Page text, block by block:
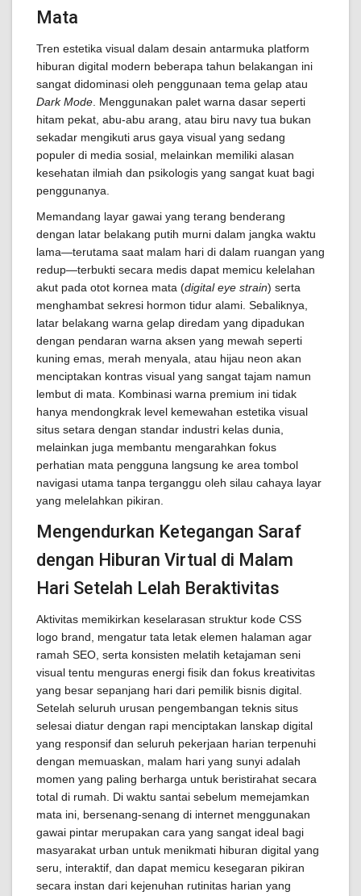
Mata
Tren estetika visual dalam desain antarmuka platform
hiburan digital modern beberapa tahun belakangan ini
sangat didominasi oleh penggunaan tema gelap atau
Dark Mode . Menggunakan palet warna dasar seperti
hitam pekat, abu-abu arang, atau biru navy tua bukan
sekadar mengikuti arus gaya visual yang sedang
populer di media sosial, melainkan memiliki alasan
kesehatan ilmiah dan psikologis yang sangat kuat bagi
penggunanya.
Memandang layar gawai yang terang benderang
dengan latar belakang putih murni dalam jangka waktu
lama—terutama saat malam hari di dalam ruangan yang
redup—terbukti secara medis dapat memicu kelelahan
akut pada otot kornea mata (digital eye strain) serta
menghambat sekresi hormon tidur alami. Sebaliknya,
latar belakang warna gelap diredam yang dipadukan
dengan pendaran warna aksen yang mewah seperti
kuning emas, merah menyala, atau hijau neon akan
menciptakan kontras visual yang sangat tajam namun
lembut di mata. Kombinasi warna premium ini tidak
hanya mendongkrak level kemewahan estetika visual
situs setara dengan standar industri kelas dunia,
melainkan juga membantu mengarahkan fokus
perhatian mata pengguna langsung ke area tombol
navigasi utama tanpa terganggu oleh silau cahaya layar
yang melelahkan pikiran.
Mengendurkan Ketegangan Saraf
dengan Hiburan Virtual di Malam
Hari Setelah Lelah Beraktivitas
Aktivitas memikirkan keselarasan struktur kode CSS
logo brand, mengatur tata letak elemen halaman agar
ramah SEO, serta konsisten melatih ketajaman seni
visual tentu menguras energi fisik dan fokus kreativitas
yang besar sepanjang hari dari pemilik bisnis digital.
Setelah seluruh urusan pengembangan teknis situs
selesai diatur dengan rapi menciptakan lanskap digital
yang responsif dan seluruh pekerjaan harian terpenuhi
dengan memuaskan, malam hari yang sunyi adalah
momen yang paling berharga untuk beristirahat secara
total di rumah. Di waktu santai sebelum memejamkan
mata ini, bersenang-senang di internet menggunakan
gawai pintar merupakan cara yang sangat ideal bagi
masyarakat urban untuk menikmati hiburan digital yang
seru, interaktif, dan dapat memicu kesegaran pikiran
secara instan dari kejenuhan rutinitas harian yang